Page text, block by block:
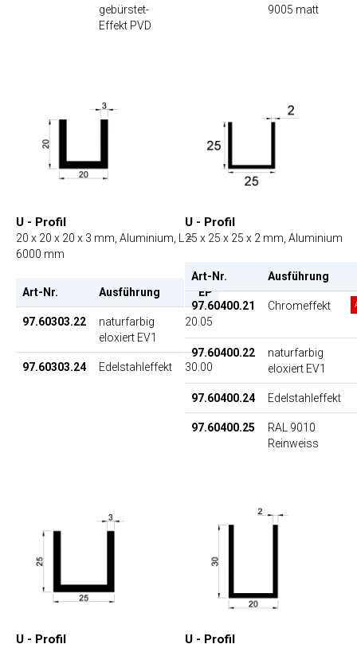
gebürstet-
Effekt PVD
9005 matt
U - Profil
20 x 20 x 20 x 3 mm, Aluminium, L =
6000 mm
Art-Nr. Ausführung EP
97.60303.22
naturfarbig
eloxiert EV1
20.05
97.60303.24 Edelstahleffekt 30.00
U - Profil
25 x 25 x 25 x 2 mm, Aluminium
Art-Nr. Ausführung
97.60400.21 Chromeffekt
97.60400.22
naturfarbig
eloxiert EV1
97.60400.24 Edelstahleffekt
97.60400.25
RAL 9010
Reinweiss
U - Profil U - Profil